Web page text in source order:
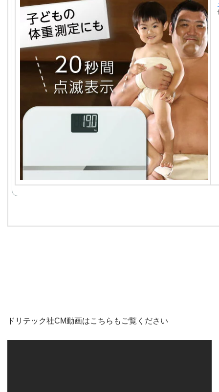
ドリテック社CM動画はこちらもご覧ください